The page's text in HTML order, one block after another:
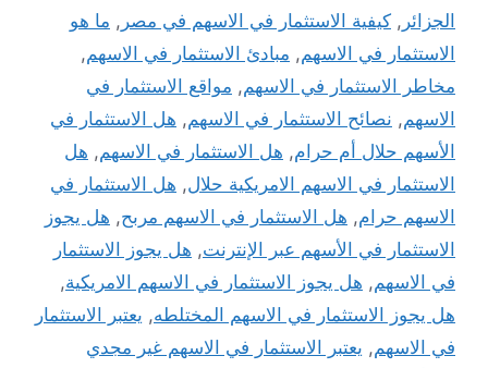
الجزائر , كيفية الاستثمار في الاسهم في مصر , ما هو
الاستثمار في الاسهم, مبادئ الاستثمار في الاسهم,
مخاطر الاستثمار في الاسهم, مواقع الاستثمار في
الاسهم, نصائح الاستثمار في الاسهم, هل الاستثمار في
الأسهم حلال أم حرام, هل الاستثمار في الاسهم, هل
الاستثمار في الاسهم الامريكية حلال, هل الاستثمار في
الاسهم حرام, هل الاستثمار في الاسهم مربح, هل يجوز
الاستثمار في الأسهم عبر الإنترنت, هل يجوز الاستثمار
في الاسهم, هل يجوز الاستثمار في الاسهم الامريكية,
هل يجوز الاستثمار في الاسهم المختلطه, يعتبر الاستثمار
في الاسهم, يعتبر الاستثمار في الاسهم غير مجدي